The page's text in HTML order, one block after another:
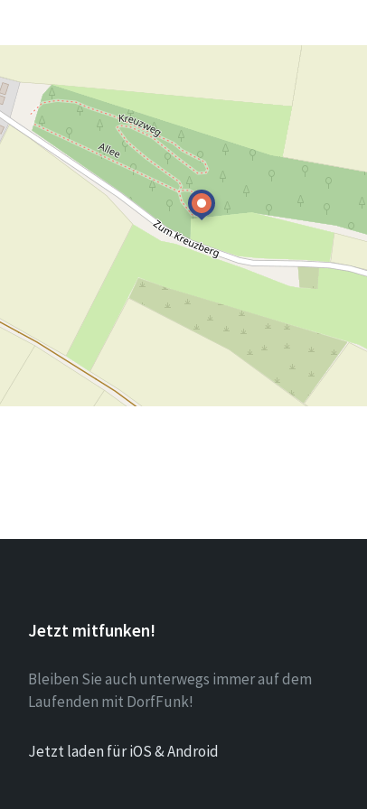
Jetzt mitfunken!
Bleiben Sie auch unterwegs immer auf dem
Laufenden mit DorfFunk!
Jetzt laden für iOS & Android